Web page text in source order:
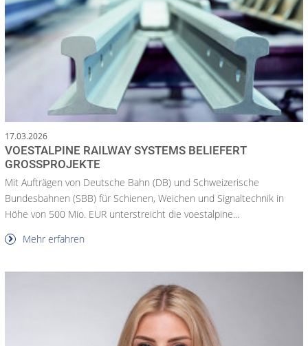
17.03.2026
VOESTALPINE RAILWAY SYSTEMS BELIEFERT
GROSSPROJEKTE
Mit Aufträgen von Deutsche Bahn (DB) und Schweizerische
Bundesbahnen (SBB) für Schienen, Weichen und Signaltechnik in
Höhe von 500 Mio. EUR unterstreicht die voestalpine...
Mehr erfahren